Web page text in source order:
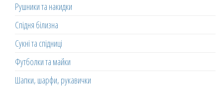
Рушники та накидки
Спідня білизна
Сукні та спідниці
Футболки та майки
Шапки, шарфи, рукавички